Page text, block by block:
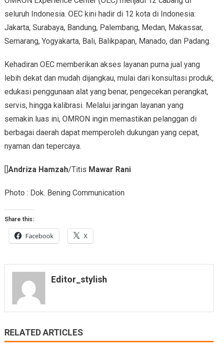
seluruh Indonesia. OEC kini hadir di 12 kota di Indonesia:
Jakarta, Surabaya, Bandung, Palembang, Medan, Makassar,
Semarang, Yogyakarta, Bali, Balikpapan, Manado, dan Padang.
Kehadiran OEC memberikan akses layanan purna jual yang
lebih dekat dan mudah dijangkau, mulai dari konsultasi produk,
edukasi penggunaan alat yang benar, pengecekan perangkat,
servis, hingga kalibrasi. Melalui jaringan layanan yang
semakin luas ini, OMRON ingin memastikan pelanggan di
berbagai daerah dapat memperoleh dukungan yang cepat,
nyaman dan tepercaya.
[]Andriza Hamzah/Titis Mawar Rani
Photo : Dok. Bening Communication
Share this:
Facebook X
Editor_stylish
RELATED ARTICLES